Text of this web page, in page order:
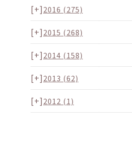
[+]2016 (275)
[+]2015 (268)
[+]2014 (158)
[+]2013 (62)
[+]2012 (1)